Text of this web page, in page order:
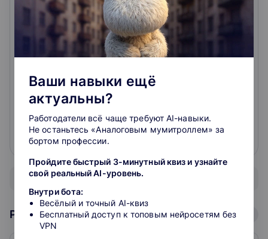
образование к школе. Старший ребенок готовится
сейчас к ОГЭ. Посмотрим что получится из
совместной работы. Младшие учат Китайский
онлайн и подтягивают предметы русский,
математику. Гибкая система скидок.
читать подробнее
Показать все отзывы
Рейтинг школ: Аналитика
Ваши навыки ещё
актуальны?
Работодатели всё чаще требуют AI-навыки.
Не останьтесь «Аналоговым мумитроллем» за
бортом профессии.
Пройдите быстрый 3-минутный квиз и узнайте
свой реальный AI-уровень.
Внутри бота:
Весёлый и точный AI-квиз
Бесплатный доступ к топовым нейросетям без
VPN